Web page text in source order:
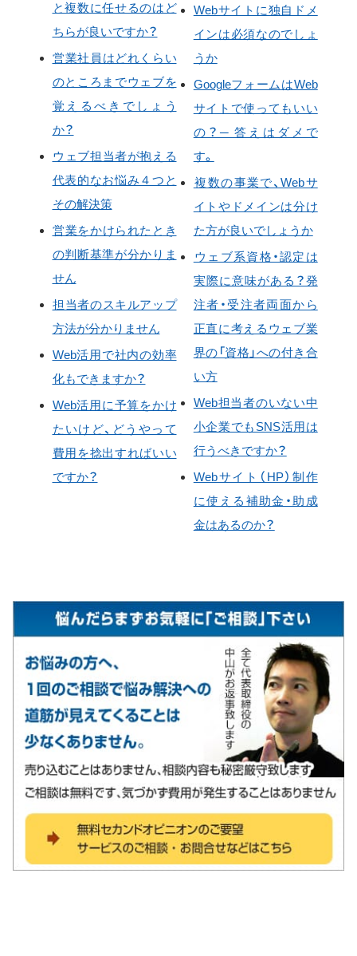
と複数に任せるのはど
ちらが良いですか？
営業社員はどれくらい
のところまでウェブを
覚えるべきでしょう
か？
ウェブ担当者が抱える
代表的なお悩み４つと
その解決策
営業をかけられたとき
の判断基準が分かりま
せん
担当者のスキルアップ
方法が分かりません
Web活用で社内の効率
化もできますか？
Web活用に予算をかけ
たいけど、どうやって
費用を捻出すればいい
ですか？
Webサイトに独自ドメ
インは必須なのでしょ
うか
GoogleフォームはWeb
サイトで使ってもいい
の？─ 答えはダメで
す。
複数の事業で、Webサ
イトやドメインは分け
た方が良いでしょうか
ウェブ系資格・認定は
実際に意味がある？発
注者・受注者両面から
正直に考えるウェブ業
界の「資格」への付き合
い方
Web担当者のいない中
小企業でもSNS活用は
行うべきですか？
Webサイト（HP）制作
に使える補助金・助成
金はあるのか？